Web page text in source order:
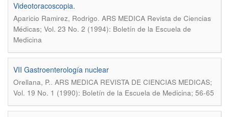
Videotoracoscopia.
Aparicio Ramirez, Rodrigo. ARS MEDICA Revista de Ciencias
Médicas; Vol. 23 No. 2 (1994): Boletín de la Escuela de
Medicina
VII Gastroenterología nuclear
Orellana, P.. ARS MEDICA REVISTA DE CIENCIAS MEDICAS;
Vol. 19 No. 1 (1990): Boletín de la Escuela de Medicina; 56-65